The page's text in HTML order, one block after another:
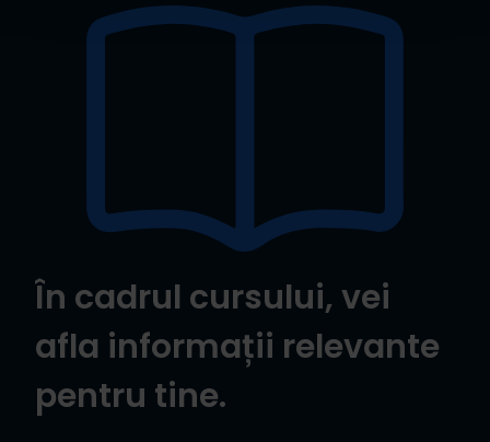
În cadrul cursului, vei
afla informații relevante
pentru tine.